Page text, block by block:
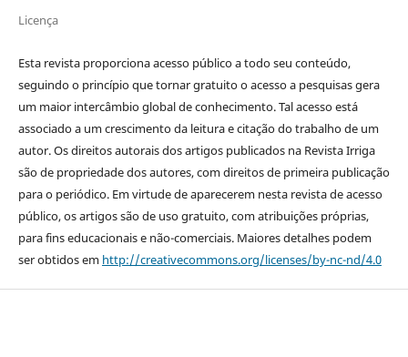
Licença
Esta revista proporciona acesso público a todo seu conteúdo,
seguindo o princípio que tornar gratuito o acesso a pesquisas gera
um maior intercâmbio global de conhecimento. Tal acesso está
associado a um crescimento da leitura e citação do trabalho de um
autor. Os direitos autorais dos artigos publicados na Revista Irriga
são de propriedade dos autores, com direitos de primeira publicação
para o periódico. Em virtude de aparecerem nesta revista de acesso
público, os artigos são de uso gratuito, com atribuições próprias,
para fins educacionais e não-comerciais. Maiores detalhes podem
ser obtidos em http://creativecommons.org/licenses/by-nc-nd/4.0